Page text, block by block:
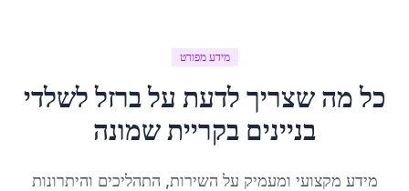
מידע מפורט
כל מה שצריך לדעת עלברזל לשלדי
בניינים בקריית שמונה
מידע מקצועי ומעמיק על השירות, התהליכים והיתרונות